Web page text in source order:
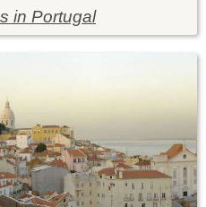
in Portugal